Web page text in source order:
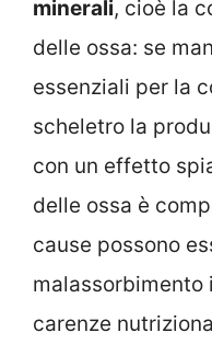
minerali, cioè la
delle ossa: se
essenziali per la
scheletro la
con un effetto
delle ossa è
cause possono
malassorbimento
carenze